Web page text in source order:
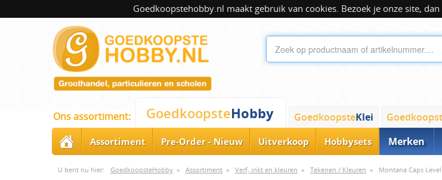
Goedkoopstehobby.nl maakt gebruik van cookies. Bezoek je onze site,
Ons assortiment: GoedkoopsteHobby GoedkoopsteKlei
Assortiment Pre-Order - Nieuw Uitverkoop Hobbysets Merken
U bent nu hier: GoedkoopsteHobby » Assortiment » Verf, inkt en kleuren » Tekenen / Kleuren » Montana Caps